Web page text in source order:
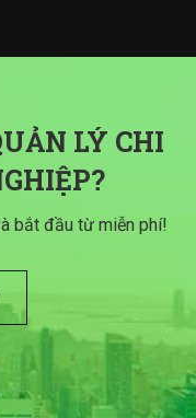
LÝ CHI
bắt đầu từ miễn phí!